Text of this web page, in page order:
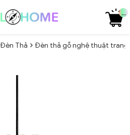
...
Đèn Thả Đèn thả gỗ nghệ thuật trang